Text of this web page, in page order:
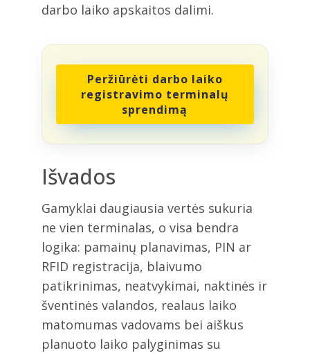
darbo laiko apskaitos dalimi.
Peržiūrėti darbo laiko
registravimo terminalų
sprendimą
Išvados
Gamyklai daugiausia vertės sukuria
ne vien terminalas, o visa bendra
logika: pamainų planavimas, PIN ar
RFID registracija, blaivumo
patikrinimas, neatvykimai, naktinės ir
šventinės valandos, realaus laiko
matomumas vadovams bei aiškus
planuoto laiko palyginimas su